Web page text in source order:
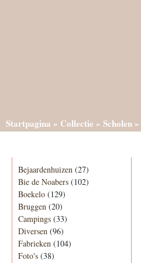
Startpagina » Collectie » Scholen»
Bejaardenhuizen (27)
Bie de Noabers (102)
Boekelo (129)
Bruggen (20)
Campings (33)
Diversen (96)
Fabrieken (104)
Foto's (38)